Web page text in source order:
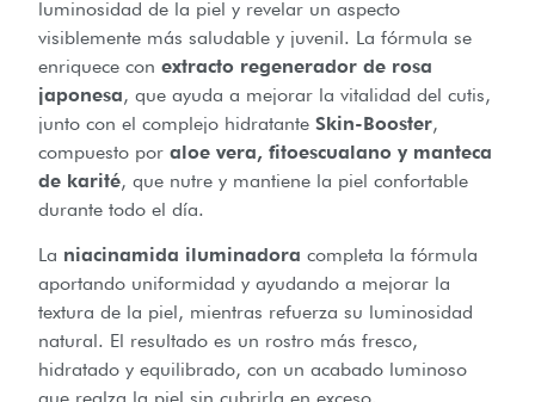
luminosidad de la piel y revelar un aspecto
visiblemente más saludable y juvenil. La fórmula se
enriquece con extracto regenerador de rosa
japonesa, que ayuda a mejorar la vitalidad del cutis,
junto con el complejo hidratante Skin-Booster,
compuesto por aloe vera, fitoescualano y manteca
de karité, que nutre y mantiene la piel confortable
durante todo el día.
La niacinamida iluminadora completa la fórmula
aportando uniformidad y ayudando a mejorar la
textura de la piel, mientras refuerza su luminosidad
natural. El resultado es un rostro más fresco,
hidratado y equilibrado, con un acabado luminoso